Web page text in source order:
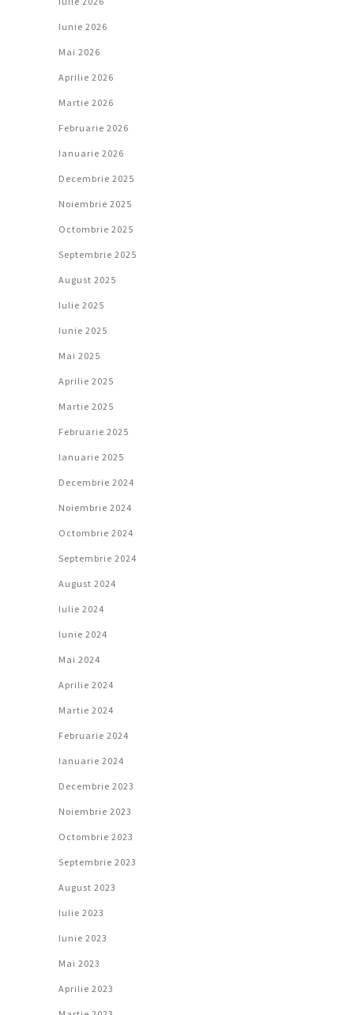
Iunie 2026
Mai 2026
Aprilie 2026
Martie 2026
Februarie 2026
Ianuarie 2026
Decembrie 2025
Noiembrie 2025
Octombrie 2025
Septembrie 2025
August 2025
Iulie 2025
Iunie 2025
Mai 2025
Aprilie 2025
Martie 2025
Februarie 2025
Ianuarie 2025
Decembrie 2024
Noiembrie 2024
Octombrie 2024
Septembrie 2024
August 2024
Iulie 2024
Iunie 2024
Mai 2024
Aprilie 2024
Martie 2024
Februarie 2024
Ianuarie 2024
Decembrie 2023
Noiembrie 2023
Octombrie 2023
Septembrie 2023
August 2023
Iulie 2023
Iunie 2023
Mai 2023
Aprilie 2023